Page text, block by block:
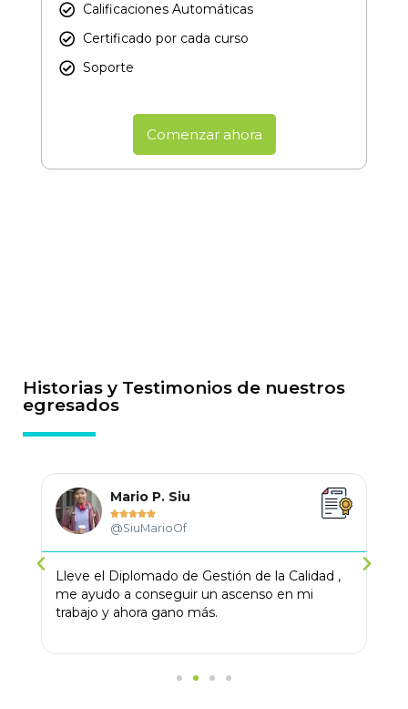
Calificaciones Automáticas
Certificado por cada curso​
Soporte
Comenzar ahora
Historias y Testimonios de nuestros
egresados
Mario P. Siu

@SiuMarioOf
Lleve el Diplomado de Gestión de la Calidad ,
me ayudo a conseguir un ascenso en mi
trabajo y ahora gano más.